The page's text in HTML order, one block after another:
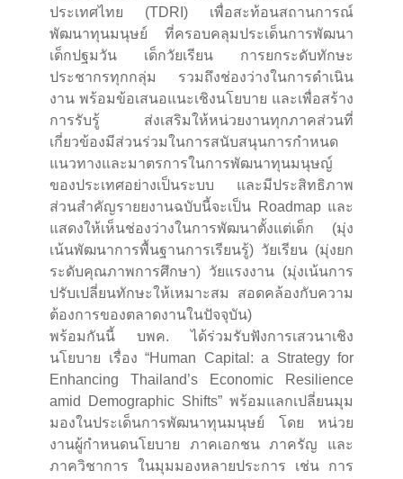
ประเทศไทย (TDRI) เพื่อสะท้อนสถานการณ์
พัฒนาทุนมนุษย์ ที่ครอบคลุมประเด็นการพัฒนา
เด็กปฐมวัน เด็กวัยเรียน การยกระดับทักษะ
ประชากรทุกกลุ่ม รวมถึงช่องว่างในการดำเนิน
งาน พร้อมข้อเสนอแนะเชิงนโยบาย และเพื่อสร้าง
การรับรู้ ส่งเสริมให้หน่วยงานทุกภาคส่วนที่
เกี่ยวข้องมีส่วนร่วมในการสนับสนุนการกำหนด
แนวทางและมาตรการในการพัฒนาทุนมนุษญ์
ของประเทศอย่างเป็นระบบ และมีประสิทธิภาพ
ส่วนสำคัญรายยงานฉบับนี้จะเป็น Roadmap และ
แสดงให้เห็นช่องว่างในการพัฒนาตั้งแต่เด็ก (มุ่ง
เน้นพัฒนาการพื้นฐานการเรียนรู้) วัยเรียน (มุ่งยก
ระดับคุณภาพการศึกษา) วัยแรงงาน (มุ่งเน้นการ
ปรับเปลี่ยนทักษะให้เหมาะสม สอดคล้องกับความ
ต้องการของตลาดงานในปัจจุบัน)
พร้อมกันนี้ บพค. ได้ร่วมรับฟังการเสวนาเชิง
นโยบาย เรื่อง “Human Capital: a Strategy for
Enhancing Thailand’s Economic Resilience
amid Demographic Shifts” พร้อมแลกเปลี่ยนมุม
มองในประเด็นการพัฒนาทุนมนุษย์ โดย หน่วย
งานผู้กำหนดนโยบาย ภาคเอกชน ภาครัญ และ
ภาควิชาการ ในมุมมองหลายประการ เช่น การ